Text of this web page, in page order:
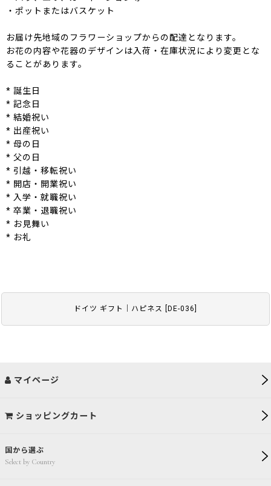
ドイツ ギフト｜ハピネス DE-036
・ポットまたはバスケット
お届け先地域のフラワーショップからの配達となります。
お花の内容や花器のデザインは入荷・在庫状況により変更とな
ることがあります。
* 誕生日
* 記念日
* 結婚祝い
* 出産祝い
* 母の日
* 父の日
* 引越・移転祝い
* 開店・開業祝い
* 入学・就職祝い
* 卒業・退職祝い
* お見舞い
* お礼
国から選ぶ
Select by Country
マイページ
ショッピングカート